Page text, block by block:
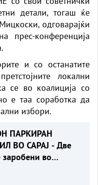
детали, тогаш ќе
одговарајќи
прес-конференција
и со останатите
локални
се во коалиција со
е таа соработка да
избори.
ПАРКИРАН
ВО САРАЈ - Две
во